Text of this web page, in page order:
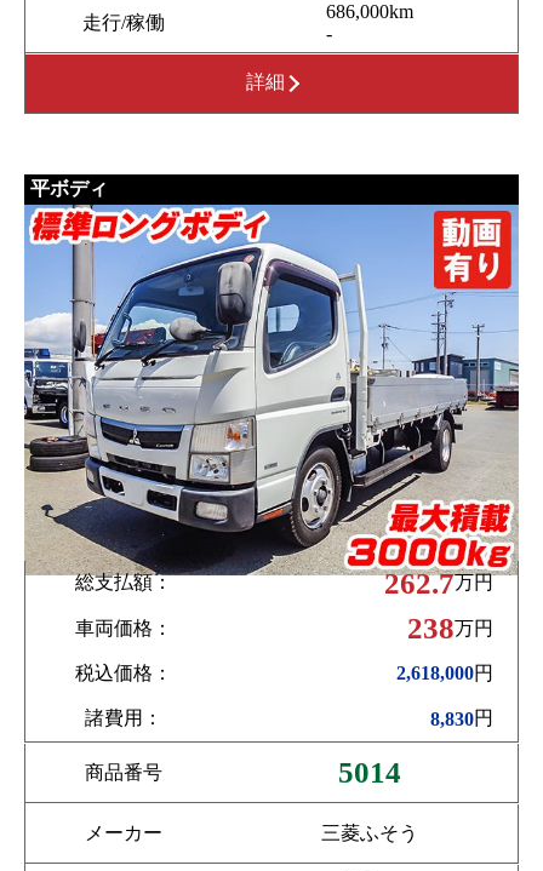
走行/稼働
686,000km
-
詳細
平ボディ
総支払額： 262.7万円
車両価格： 238万円
税込価格： 2,618,000円
諸費用： 8,830円
商品番号 5014
メーカー 三菱ふそう